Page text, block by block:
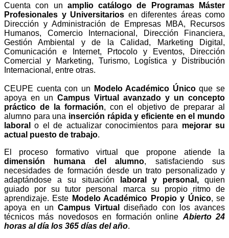
Cuenta con un amplio catálogo de Programas Máster
Profesionales y Universitarios en diferentes áreas como
Dirección y Administración de Empresas MBA, Recursos
Humanos, Comercio Internacional, Dirección Financiera,
Gestión Ambiental y de la Calidad, Marketing Digital,
Comunicación e Internet, Prtocolo y Eventos, Dirección
Comercial y Marketing, Turismo, Logística y Distribución
Internacional, entre otras.
CEUPE cuenta con un Modelo Académico Únicoque se
apoya en un Campus Virtual avanzado y un concepto
práctico de la formación, con el objetivo de preparar al
alumno para una inserción rápida y eficiente en el mundo
laboral
o el de actualizar conocimientos para mejorar su
actual puesto de trabajo.
El proceso formativo virtual que propone atiende la
dimensión humana del alumno, satisfaciendo sus
necesidades de formación desde un trato personalizado y
adaptándose a su situación laboral y personal, quien
guiado por su tutor personal marca su propio ritmo de
aprendizaje. Este Modelo Académico Propio y Único, se
apoya en un Campus Virtual
diseñado con los avances
técnicos más novedosos en formación online Abierto 24
horas al día los 365 días del año.